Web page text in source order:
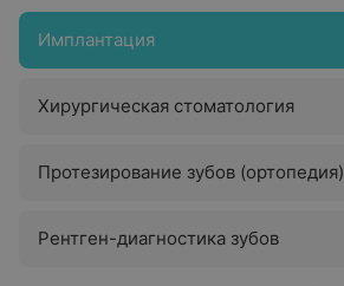
Имплантация
Хирургическая стоматология
Протезирование зубов (ортопедия)
Рентген-диагностика зубов